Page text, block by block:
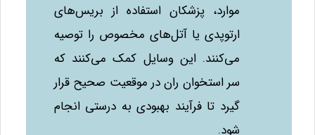
موارد، پزشکان استفاده از بریس‌های
ارتوپدی یا آتل‌های مخصوص را توصیه
می‌کنند. این وسایل کمک می‌کنند که
سر استخوان ران در موقعیت صحیح قرار
گیرد تا فرآیند بهبودی به درستی انجام
شود.